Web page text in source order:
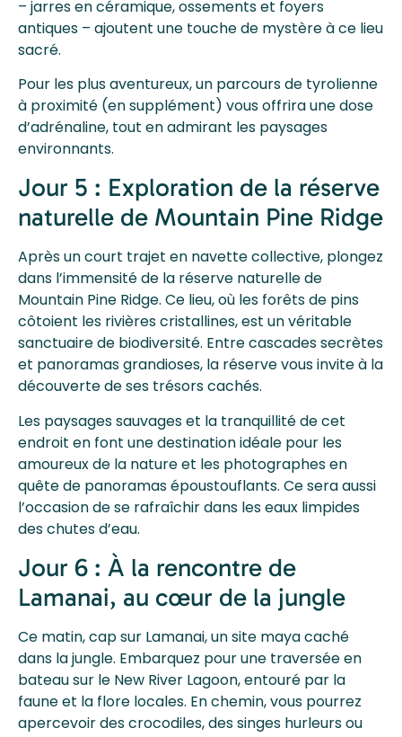
– jarres en céramique, ossements et foyers
antiques – ajoutent une touche de mystère à ce lieu
sacré.
Pour les plus aventureux, un parcours de tyrolienne
à proximité (en supplément) vous offrira une dose
d’adrénaline, tout en admirant les paysages
environnants.
Jour 5 : Exploration de la réserve
naturelle de Mountain Pine Ridge
Après un court trajet en navette collective, plongez
dans l’immensité de la réserve naturelle de
Mountain Pine Ridge. Ce lieu, où les forêts de pins
côtoient les rivières cristallines, est un véritable
sanctuaire de biodiversité. Entre cascades secrètes
et panoramas grandioses, la réserve vous invite à la
découverte de ses trésors cachés.
Les paysages sauvages et la tranquillité de cet
endroit en font une destination idéale pour les
amoureux de la nature et les photographes en
quête de panoramas époustouflants. Ce sera aussi
l’occasion de se rafraîchir dans les eaux limpides
des chutes d’eau.
Jour 6 : À la rencontre de
Lamanai, au cœur de la jungle
Ce matin, cap sur Lamanai, un site maya caché
dans la jungle. Embarquez pour une traversée en
bateau sur le New River Lagoon, entouré par la
faune et la flore locales. En chemin, vous pourrez
apercevoir des crocodiles, des singes hurleurs ou